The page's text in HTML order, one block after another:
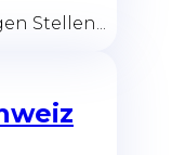
Stellen...